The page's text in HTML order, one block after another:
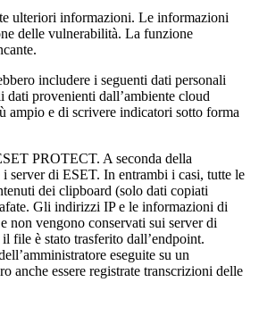
ulteriori informazioni. Le informazioni
delle vulnerabilità. La funzione
includere i seguenti dati personali
dati provenienti dall’ambiente cloud
ampio e di scrivere indicatori sotto forma
PROTECT. A seconda della
server di ESET. In entrambi i casi, tutte le
dei clipboard (solo dati copiati
Gli indirizzi IP e le informazioni di
non vengono conservati sui server di
file è stato trasferito dall’endpoint.
eseguite su un
anche essere registrate transcrizioni delle